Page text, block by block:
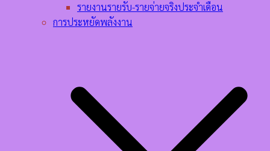
รายงานรายรับ-รายจ่ายจริงประจำเดือน
การประหยัดพลังงาน